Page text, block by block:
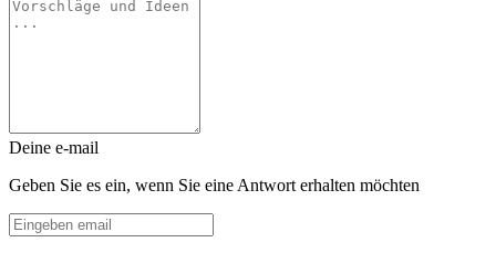
Deine e-mail
Geben Sie es ein, wenn Sie eine Antwort erhalten möchten